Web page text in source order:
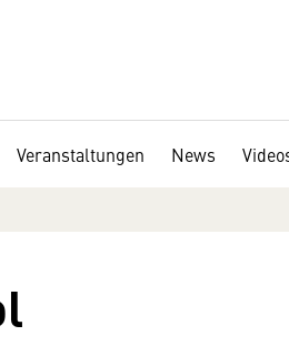
Veranstaltungen News